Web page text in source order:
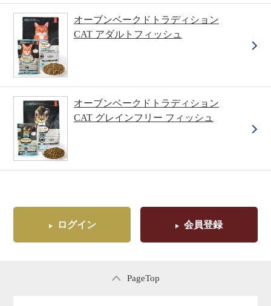
オーブンベークドトラディション
CAT アダルトフィッシュ
オーブンベークドトラディション
CAT グレインフリー フィッシュ
ログイン 会員登録
PageTop